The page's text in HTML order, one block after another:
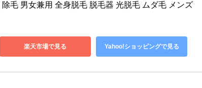
毛 男女兼用 全身脱毛 脱毛器 光脱毛 ムダ毛 メンズ
楽天市場で見る Yahoo!ショッピングで見る